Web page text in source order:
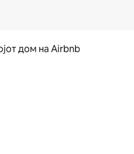
дом на Airbnb